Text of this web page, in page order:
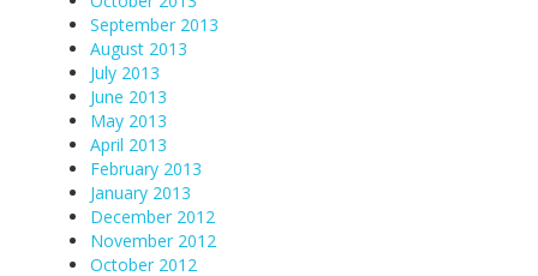
September 2013
August 2013
July 2013
June 2013
May 2013
April 2013
February 2013
January 2013
December 2012
November 2012
October 2012